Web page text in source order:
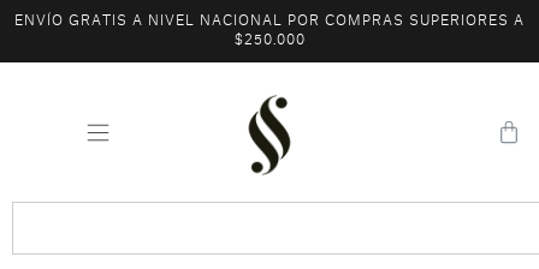
ENVÍO GRATIS A NIVEL NACIONAL POR COMPRAS SUPERIORES A
$250.000